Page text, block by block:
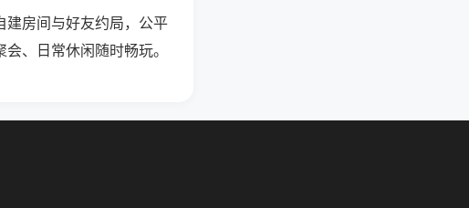
建房间与好友约局，公平
、日常休闲随时畅玩。